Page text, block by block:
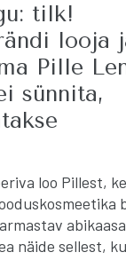
tilk!
looja
Pille
sünnita,
loo Pillest,
näide sellest,